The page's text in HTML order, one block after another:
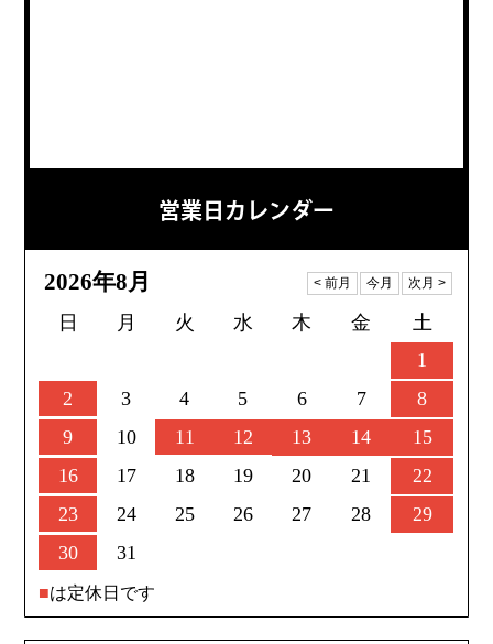
営業日カレンダー
2026年8月
日 月 火 水 木 金
土
1
2
3 4 5 6 7
8
9
10 11 12 13 14
15
16
17 18 19 20 21
22
23
24 25 26 27 28
29
30
31
■は定休日です